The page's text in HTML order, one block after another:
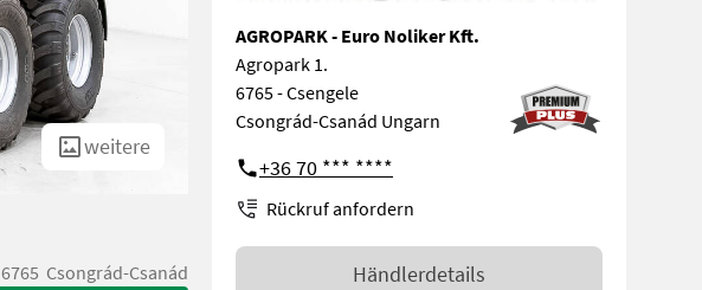
weitere
6765 Csongrád-Csanád
AGROPARK - Euro Noliker Kft.
Agropark 1.
6765 - Csengele
Csongrád-Csanád Ungarn
+36 70 *** ****
Rückruf anfordern
Händlerdetails